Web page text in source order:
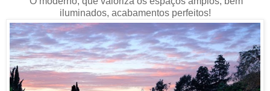
iluminados, acabamentos perfeitos!